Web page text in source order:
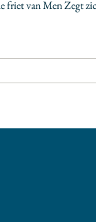
friet van Men Zegt